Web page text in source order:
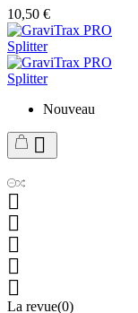
10,50 €
Nouveau






La revue(0)